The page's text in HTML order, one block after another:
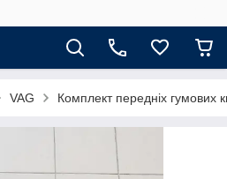
VAG Комплект передніх гумових